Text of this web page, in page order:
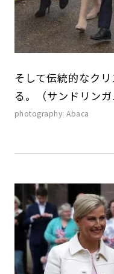
そして伝統的なク
る。（サンドリン
photography: Abaca